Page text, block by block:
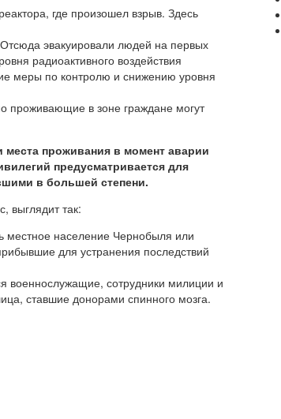
где произошел взрыв. Здесь
эвакуировали людей на первых
радиоактивного воздействия
меры по контролю и снижению уровня
проживающие в зоне граждане могут
места проживания в момент аварии
предусматривается для
в большей степени.
выглядит так:
местное население Чернобыля или
для устранения последствий
военнослужащие, сотрудники милиции и
ставшие донорами спинного мозга.